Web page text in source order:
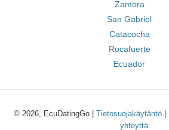
Zamora
San Gabriel
Catacocha
Rocafuerte
Ecuador
© 2026, EcuDatingGo | Tietosuojakäytäntö|
yhteyttä